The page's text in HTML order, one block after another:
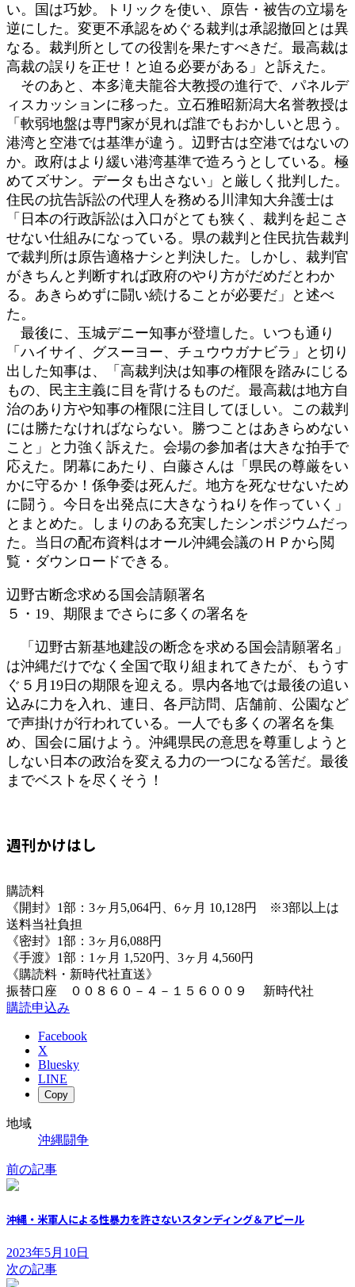
い。国は巧妙。トリックを使い、原告・被告の立場を
逆にした。変更不承認をめぐる裁判は承認撤回とは異
なる。裁判所としての役割を果たすべきだ。最高裁は
高裁の誤りを正せ！と迫る必要がある」と訴えた。
そのあと、本多滝夫龍谷大教授の進行で、パネルデ
ィスカッションに移った。立石雅昭新潟大名誉教授は
「軟弱地盤は専門家が見れば誰でもおかしいと思う。
港湾と空港では基準が違う。辺野古は空港ではないの
か。政府はより緩い港湾基準で造ろうとしている。極
めてズサン。データも出さない」と厳しく批判した。
住民の抗告訴訟の代理人を務める川津知大弁護士は
「日本の行政訴訟は入口がとても狭く、裁判を起こさ
せない仕組みになっている。県の裁判と住民抗告裁判
で裁判所は原告適格ナシと判決した。しかし、裁判官
がきちんと判断すれば政府のやり方がだめだとわか
る。あきらめずに闘い続けることが必要だ」と述べ
た。
最後に、玉城デニー知事が登壇した。いつも通り
「ハイサイ、グスーヨー、チュウウガナビラ」と切り
出した知事は、「高裁判決は知事の権限を踏みにじる
もの、民主主義に目を背けるものだ。最高裁は地方自
治のあり方や知事の権限に注目してほしい。この裁判
には勝たなければならない。勝つことはあきらめない
こと」と力強く訴えた。会場の参加者は大きな拍手で
応えた。閉幕にあたり、白藤さんは「県民の尊厳をい
かに守るか！係争委は死んだ。地方を死なせないため
に闘う。今日を出発点に大きなうねりを作っていく」
とまとめた。しまりのある充実したシンポジウムだっ
た。当日の配布資料はオール沖縄会議のＨＰから閲
覧・ダウンロードできる。
辺野古断念求める国会請願署名
５・19、期限までさらに多くの署名を
「辺野古新基地建設の断念を求める国会請願署名」
は沖縄だけでなく全国で取り組まれてきたが、もうす
ぐ５月19日の期限を迎える。県内各地では最後の追い
込みに力を入れ、連日、各戸訪問、店舗前、公園など
で声掛けが行われている。一人でも多くの署名を集
め、国会に届けよう。沖縄県民の意思を尊重しようと
しない日本の政治を変える力の一つになる筈だ。最後
までベストを尽くそう！
週刊かけはし
購読料
《開封》1部：3ヶ月5,064円、6ヶ月 10,128円 ※3部以上は
送料当社負担
《密封》1部：3ヶ月6,088円
《手渡》1部：1ヶ月 1,520円、3ヶ月 4,560円
《購読料・新時代社直送》
振替口座 ００８６０－４－１５６００９ 新時代社
購読申込み
Facebook
X
Bluesky
LINE
Copy
地域
沖縄闘争
前の記事
沖縄・米軍人による性暴力を許さないスタンディング＆アピール
2023年5月10日
次の記事